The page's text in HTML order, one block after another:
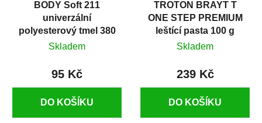
BODY Soft 211
univerzální
polyesterový tmel 380
g
Skladem
95 Kč
DO KOŠÍKU
TROTON BRAYT T
ONE STEP PREMIUM
leštící pasta 100 g
Skladem
239 Kč
DO KOŠÍKU